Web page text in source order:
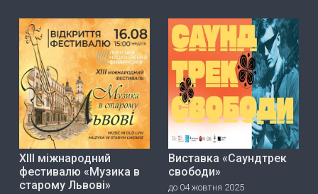
ХІІІ міжнародний
фестивалю «Музика в
старому Львові»
Виставка «Саундтрек
свободи»
до 04 жовтня 2025